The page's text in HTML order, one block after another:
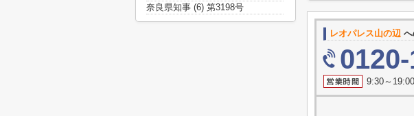
レオパレス山の辺
0120-
9:30～
奈良県知事 (6) 第3198号